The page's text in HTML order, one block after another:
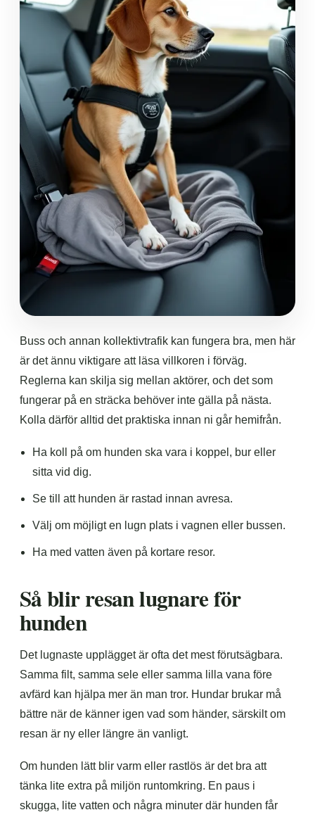
Buss och annan kollektivtrafik kan fungera bra, men här
är det ännu viktigare att läsa villkoren i förväg.
Reglerna kan skilja sig mellan aktörer, och det som
fungerar på en sträcka behöver inte gälla på nästa.
Kolla därför alltid det praktiska innan ni går hemifrån.
Ha koll på om hunden ska vara i koppel, bur eller
sitta vid dig.
Se till att hunden är rastad innan avresa.
Välj om möjligt en lugn plats i vagnen eller bussen.
Ha med vatten även på kortare resor.
Så blir resan lugnare för
hunden
Det lugnaste upplägget är ofta det mest förutsägbara.
Samma filt, samma sele eller samma lilla vana före
avfärd kan hjälpa mer än man tror. Hundar brukar må
bättre när de känner igen vad som händer, särskilt om
resan är ny eller längre än vanligt.
Om hunden lätt blir varm eller rastlös är det bra att
tänka lite extra på miljön runtomkring. En paus i
skugga, lite vatten och några minuter där hunden får